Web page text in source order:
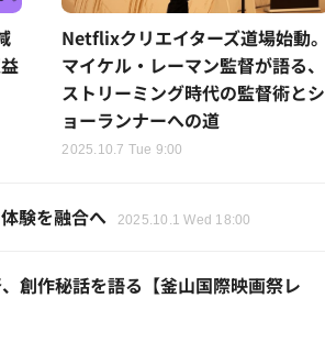
Netflixクリエイターズ道場始動。
マイケル・レーマン監督が語る、
ストリーミング時代の監督術とシ
ョーランナーへの道
2025.10.7 Tue 9:00
験を融合へ 2025.10.1 Wed 18:00
創作秘話を語る【釜山国際映画祭レ